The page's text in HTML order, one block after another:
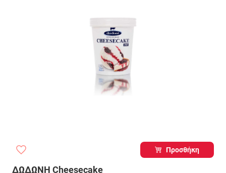
Προσθήκη
ΔΩΔΩΝΗ Cheesecake